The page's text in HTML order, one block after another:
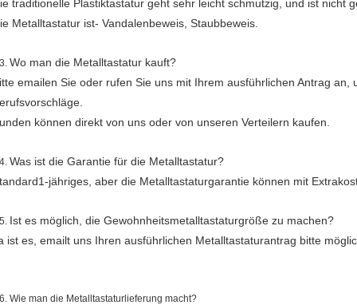
traditionelle Plastiktastatur geht sehr leicht schmutzig, und ist nicht
Metalltastatur ist- Vandalenbeweis, Staubbeweis.
Wo man die Metalltastatur kauft?
emailen Sie oder rufen Sie uns mit Ihrem ausführlichen Antrag an,
können direkt von uns oder von unseren Verteilern kaufen.
Was ist die Garantie für die Metalltastatur?
jähriges, aber die Metalltastaturgarantie können mit
Ist es möglich, die Gewohnheitsmetalltastaturgröße zu machen?
ist es, emailt uns Ihren ausführlichen Metalltastaturantrag bitte
Wie man die Metalltastaturlieferung macht?